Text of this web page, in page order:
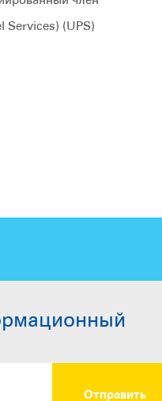
Services) (UPS)